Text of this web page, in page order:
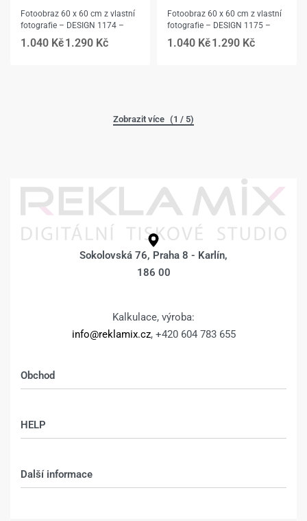
Fotoobraz 60 x 60 cm z vlastní
fotografie – DESIGN 1174 –
1.040 Kč1.290 Kč
Fotoobraz 60 x 60 cm z vlastní
fotografie – DESIGN 1175 –
1.040 Kč1.290 Kč
(1 / 5)
Sokolovská 76, Praha 8 - Karlín,
186 00
Kalkulace, výroba:
info@reklamix.cz, +420 604 783 655
Obchod
HELP
Další informace